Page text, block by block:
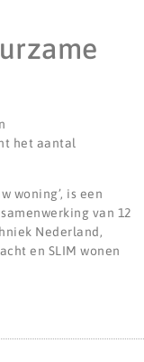
het aantal
woning’, is een
van 12
Nederland,
en SLIM wonen